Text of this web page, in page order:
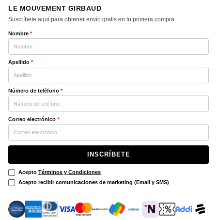
LE MOUVEMENT GIRBAUD
Suscríbete aquí para obtener envío gratis en tu primera compra
Nombre *
Apellido *
Número de teléfono *
Correo electrónico *
INSCRÍBETE
Acepto Términos y Condiciones
Acepto recibir comunicaciones de marketing (Email y SMS)